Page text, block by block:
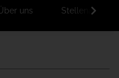
uns